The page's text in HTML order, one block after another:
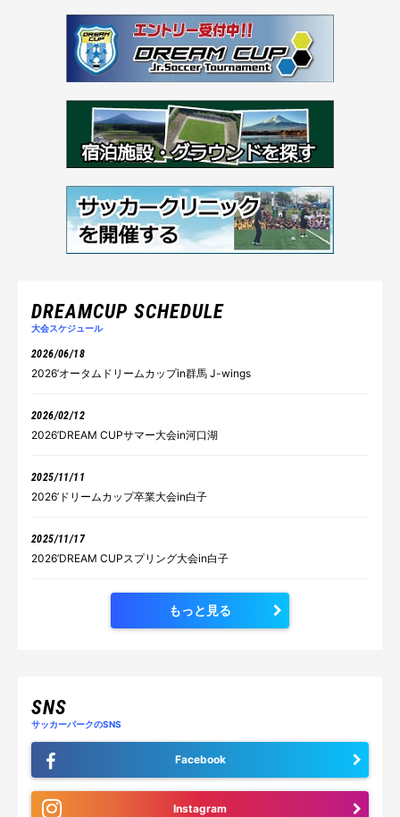
DREAMCUP SCHEDULE
大会スケジュール
2026/06/18
2026’オータムドリームカップin群馬 J-wings
2026/02/12
2026’DREAM CUPサマー大会in河口湖
2025/11/11
2026’ドリームカップ卒業大会in白子
2025/11/17
2026’DREAM CUPスプリング大会in白子
もっと見る
SNS
サッカーパークのSNS
Facebook
Instagram